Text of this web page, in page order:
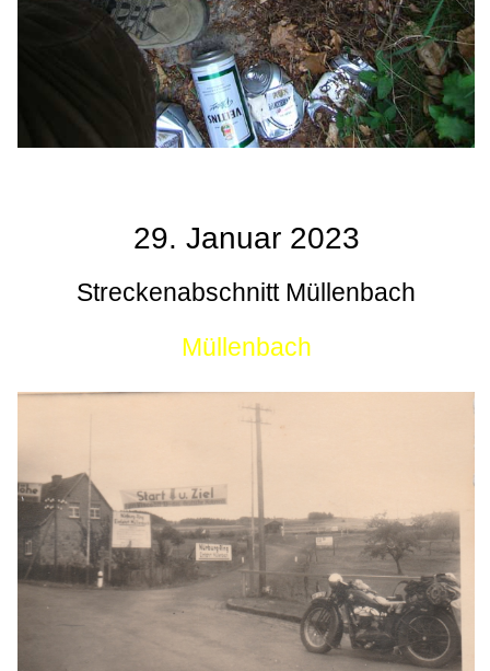
29. Januar 2023
Streckenabschnitt Müllenbach
Müllenbach